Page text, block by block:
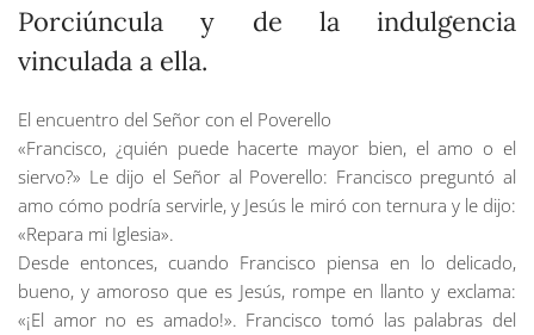
Porciúncula y de la indulgencia
vinculada a ella.
El encuentro del Señor con el Poverello
«Francisco, ¿quién puede hacerte mayor bien, el amo o el
siervo?» Le dijo el Señor al Poverello: Francisco preguntó al
amo cómo podría servirle, y Jesús le miró con ternura y le dijo:
«Repara mi Iglesia».
Desde entonces, cuando Francisco piensa en lo delicado,
bueno, y amoroso que es Jesús, rompe en llanto y exclama:
«¡El amor no es amado!». Francisco tomó las palabras del